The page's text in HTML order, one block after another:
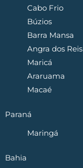
Cabo Frio
Búzios
Barra Mansa
Angra dos Reis
Maricá
Araruama
Macaé
Paraná
Maringá
Bahia